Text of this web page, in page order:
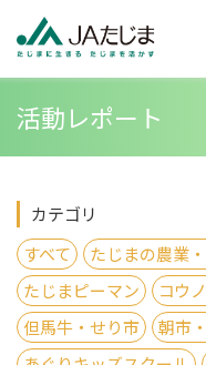
活動レポート
カテゴリ
すべて
たじまの農業
たじまピーマン
コウ
但馬牛・せり市
朝市